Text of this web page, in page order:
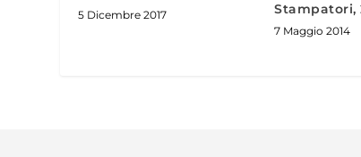
5 Dicembre 2017
Stampatori,
7 Maggio 2014